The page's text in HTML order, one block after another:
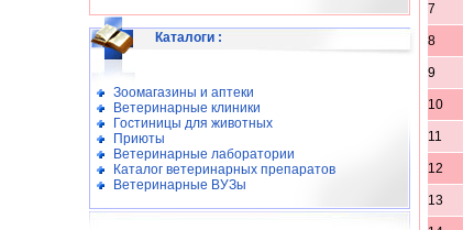
Каталоги :
Зоомагазины и аптеки
Ветеринарные клиники
Гостиницы для животных
Приюты
Ветеринарные лаборатории
Каталог ветеринарных препаратов
Ветеринарные ВУЗы
7
8
9
10
11
12
13